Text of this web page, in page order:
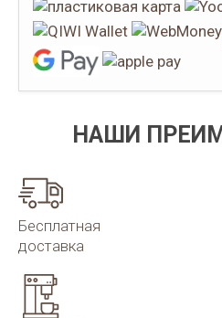
НАШИ
Бесплатная
доставка